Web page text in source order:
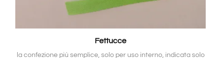
Fettucce
la confezione più semplice, solo per uso interno, indicata solo